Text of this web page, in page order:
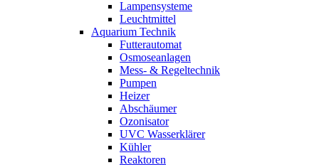
Lampensysteme
Leuchtmittel
Aquarium Technik
Futterautomat
Osmoseanlagen
Mess- & Regeltechnik
Pumpen
Heizer
Abschäumer
Ozonisator
UVC Wasserklärer
Kühler
Reaktoren